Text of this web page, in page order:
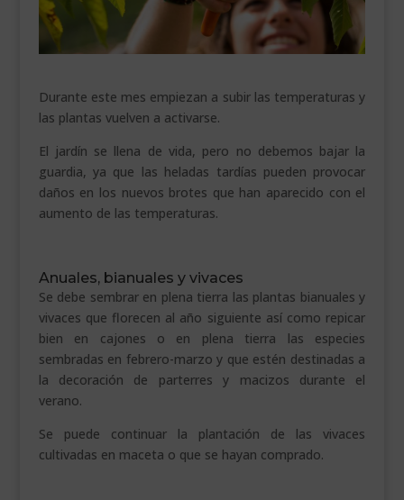
VEURE EN CATALÀ
Durante este mes empiezan a subir las temperaturas y
las plantas vuelven a activarse.
El jardín se llena de vida, pero no debemos bajar la
guardia, ya que las heladas tardías pueden provocar
daños en los nuevos brotes que han aparecido con el
aumento de las temperaturas.
Anuales, bianuales y vivaces
Se debe sembrar en plena tierra las plantas bianuales y
vivaces que florecen al año siguiente así como repicar
bien en cajones o en plena tierra las especies
sembradas en febrero-marzo y que estén destinadas a
la decoración de parterres y macizos durante el
verano.
Se puede continuar la plantación de las vivaces
cultivadas en maceta o que se hayan comprado.